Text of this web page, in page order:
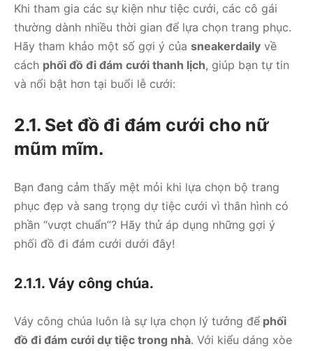
Khi tham gia các sự kiện như tiệc cưới, các cô gái
thường dành nhiều thời gian để lựa chọn trang phục.
Hãy tham khảo một số gợi ý của sneakerdaily về
cách phối đồ đi đám cưới thanh lịch, giúp bạn tự tin
và nổi bật hơn tại buổi lễ cưới:
2.1. Set đồ đi đám cưới cho nữ
mũm mĩm.
Bạn đang cảm thấy mệt mỏi khi lựa chọn bộ trang
phục đẹp và sang trọng dự tiệc cưới vì thân hình có
phần “vượt chuẩn”? Hãy thử áp dụng những gợi ý
phối đồ đi đám cưới dưới đây!
2.1.1. Váy công chúa.
Váy công chúa luôn là sự lựa chọn lý tưởng để phối
đồ đi đám cưới dự tiệc trong nhà. Với kiểu dáng xòe